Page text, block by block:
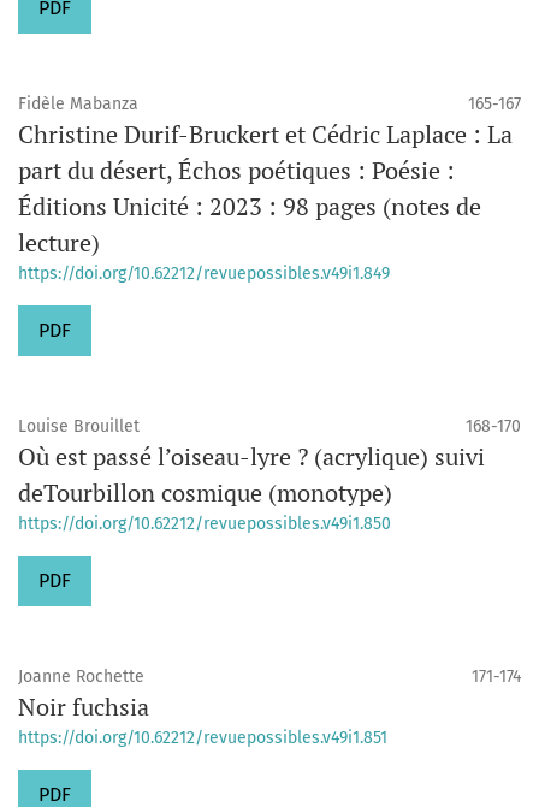
PDF
Fidèle Mabanza 165-167
Christine Durif-Bruckert et Cédric Laplace : La
part du désert, Échos poétiques : Poésie :
Éditions Unicité : 2023 : 98 pages (notes de
lecture)
https://doi.org/10.62212/revuepossibles.v49i1.849
PDF
Louise Brouillet 168-170
Où est passé l’oiseau-lyre ? (acrylique) suivi
deTourbillon cosmique (monotype)
https://doi.org/10.62212/revuepossibles.v49i1.850
PDF
Joanne Rochette 171-174
Noir fuchsia
https://doi.org/10.62212/revuepossibles.v49i1.851
PDF